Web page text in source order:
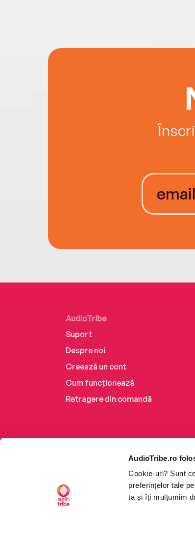
AudioTribe.ro
Cookie-uri? Sunt
preferințelor tale
ta și îți mulțumim
AudioTribe
Suport
Despre noi
Creează un cont
Cum funcționează
Retragere din comandă